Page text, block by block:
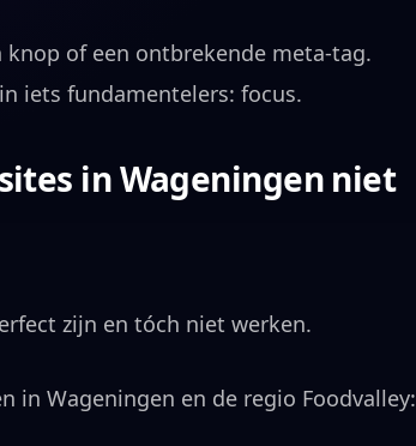
knop of een ontbrekende meta-tag.
iets fundamentelers: focus.
in Wageningen niet
zijn en tóch niet werken.
in Wageningen en de regio Foodvalley: